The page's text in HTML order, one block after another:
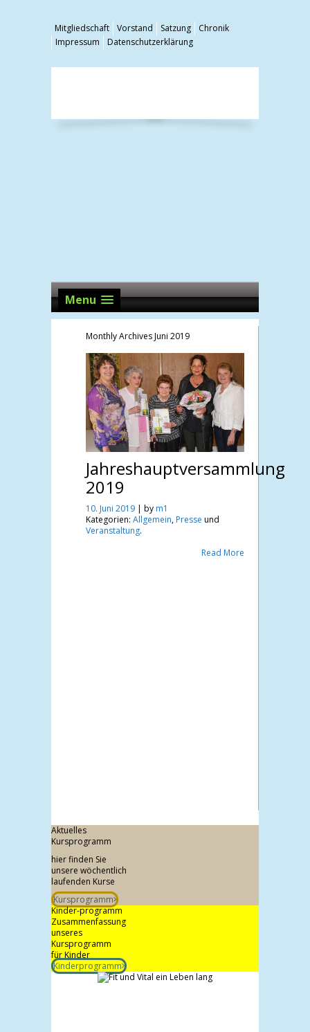
Mitgliedschaft Vorstand Satzung
Chronik
Impressum
Datenschutzerklärung
Menu
Monthly ArchivesJuni 2019
Jahreshauptversammlung
2019
10. Juni 2019 | by m1
Kategorien: Allgemein, Presse und
Veranstaltung.
Read More
Aktuelles
Kursprogramm
hier finden Sie
unsere wöchentlich
laufenden Kurse
Kursprogramm
Kinder-programm
Zusammenfassung
unseres
Kursprogramm
für Kinder
Kinderprogramm